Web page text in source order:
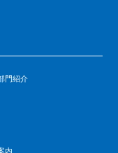
門紹介